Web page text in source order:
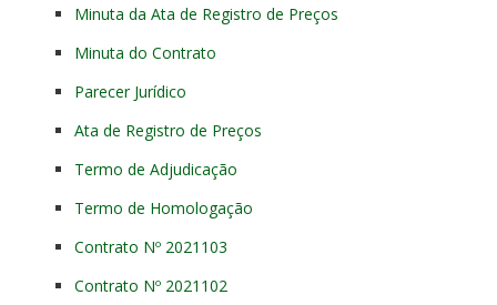
Minuta da Ata de Registro de Preços
Minuta do Contrato
Parecer Jurídico
Ata de Registro de Preços
Termo de Adjudicação
Termo de Homologação
Contrato Nº 2021103
Contrato Nº 2021102